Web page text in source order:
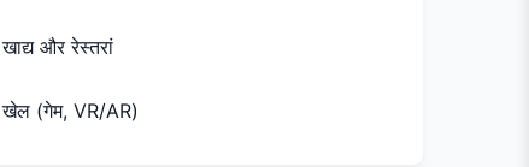
खाद्य और रेस्तरां
खेल (गेम, VR/AR)